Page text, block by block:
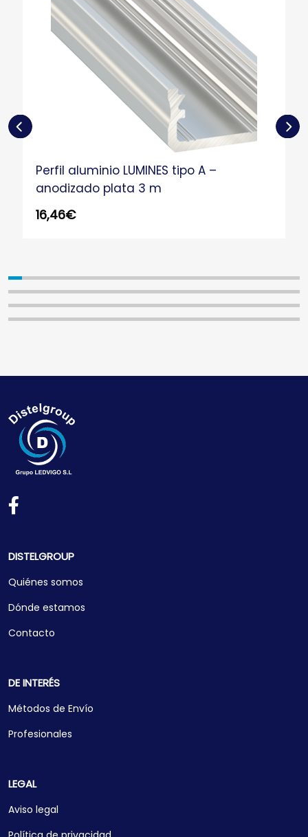
Perfil aluminio LUMINES tipo A –
anodizado plata 3 m
16,46€
DISTELGROUP
Quiénes somos
Dónde estamos
Contacto
DE INTERÉS
Métodos de Envío
Profesionales
LEGAL
Aviso legal